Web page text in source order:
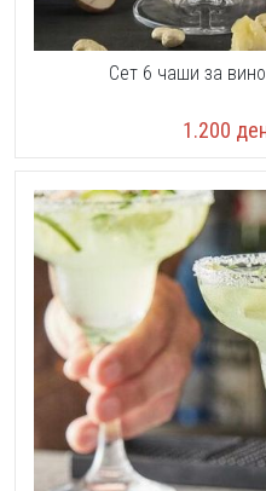
Сет 6 чаши за
1.200